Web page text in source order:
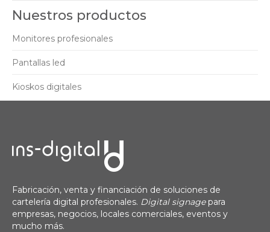
Nuestros productos
Monitores profesionales
Pantallas led
Kioskos digitales
Fabricación, venta y financiación de soluciones de
cartelería digital profesionales. Digital signage para
empresas, negocios, locales comerciales, eventos y
mucho más.